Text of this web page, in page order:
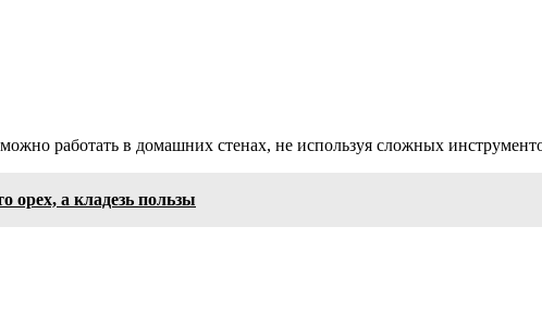
работать в домашних стенах, не используя сложных
орех, а кладезь пользы